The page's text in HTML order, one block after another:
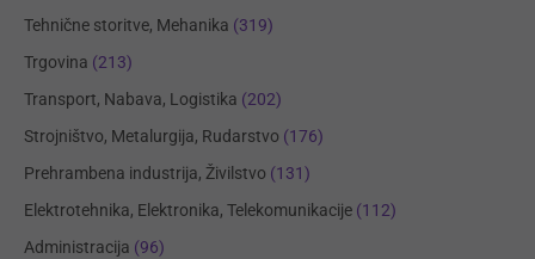
Tehnične storitve, Mehanika (319)
Trgovina (213)
Transport, Nabava, Logistika (202)
Strojništvo, Metalurgija, Rudarstvo (176)
Prehrambena industrija, Živilstvo (131)
Elektrotehnika, Elektronika, Telekomunikacije (112)
Administracija (96)